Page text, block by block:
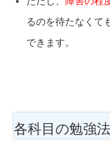
るのを待たなくて
できます。
各科目の勉強法